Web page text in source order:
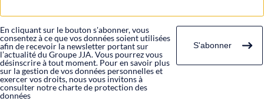
En cliquant sur le bouton s'abonner, vous
consentez à ce que vos données soient utilisées
afin de recevoir la newsletter portant sur
l’actualité du Groupe JJA. Vous pourrez vous
désinscrire à tout moment. Pour en savoir plus
sur la gestion de vos données personnelles et
exercer vos droits, nous vous invitons à
consulter notre charte de protection des
données